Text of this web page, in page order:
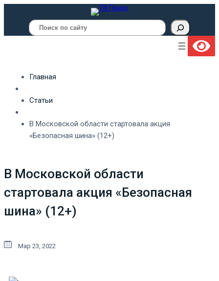
Поиск
Главная
Статьи
В Московской области стартовала акция
«Безопасная шина» (12+)
В Московской области
стартовала акция «Безопасная
шина» (12+)
Мар 23, 2022